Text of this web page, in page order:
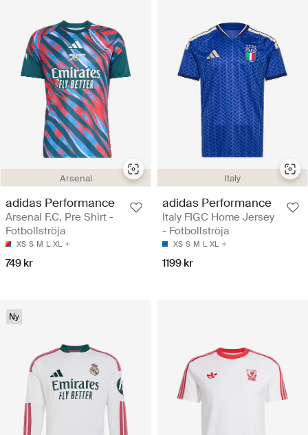
Arsenal
adidas Performance
Arsenal F.C. Pre Shirt -
Fotbollströja
XS S M L XL
749 kr
Italy
adidas Performance
Italy FIGC Home Jersey
- Fotbollströja
XS S M L XL
1199 kr
Ny